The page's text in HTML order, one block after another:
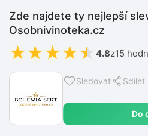
Sledovat Sdílet
Do
Zde najdete ty nejlepší
Osobnivinoteka.cz
★★★★★ 4.8z15